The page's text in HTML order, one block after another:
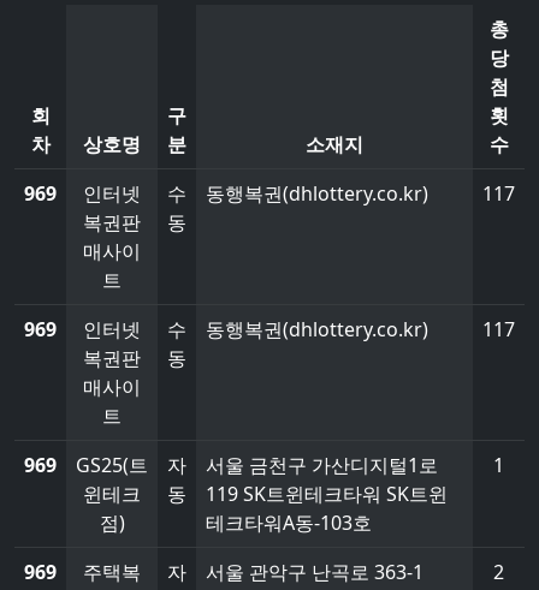
회
차
상호명
구
분
소재지
총
당
첨
횟
수
969
인터넷
복권판
매사이
트
수
동
동행복권(dhlottery.co.kr) 117
969
인터넷
복권판
매사이
트
수
동
동행복권(dhlottery.co.kr) 117
969
GS25(트
윈테크
점)
자
동
서울 금천구 가산디지털1로
119 SK트윈테크타워 SK트윈
테크타워A동-103호
1
969
주택복
자
서울 관악구 난곡로 363-1 2